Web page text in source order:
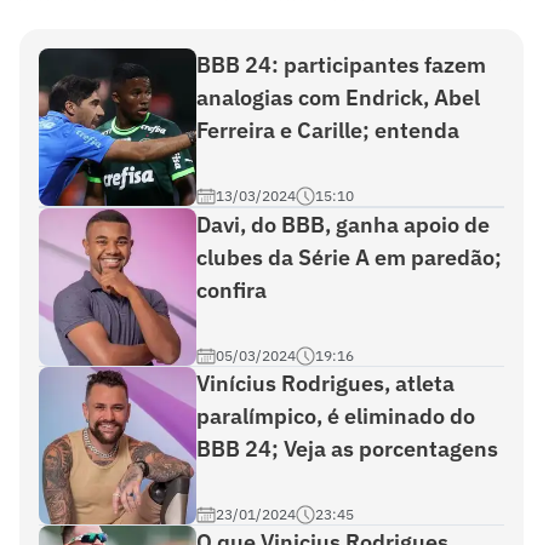
BBB 24: participantes fazem
analogias com Endrick, Abel
Ferreira e Carille; entenda
13/03/2024 15:10
Davi, do BBB, ganha apoio de
clubes da Série A em paredão;
confira
05/03/2024 19:16
Vinícius Rodrigues, atleta
paralímpico, é eliminado do
BBB 24; Veja as porcentagens
23/01/2024 23:45